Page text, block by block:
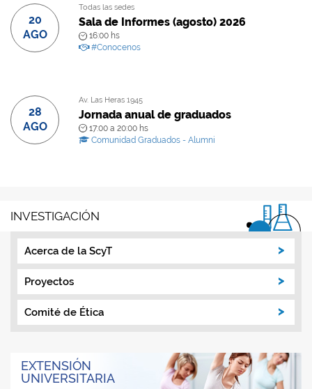
20
AGO
Todas las sedes
Sala de Informes (agosto) 2026
16:00 hs
#Conocenos
28
AGO
Av. Las Heras 1945
Jornada anual de graduados
17:00 a 20:00 hs
Comunidad Graduados - Alumni
INVESTIGACIÓN
Acerca de la ScyT
Proyectos
Comité de Ética
EXTENSIÓN
UNIVERSITARIA